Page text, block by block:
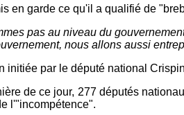
en garde ce qu'il a qualifié de
pas au niveau du
nous allons aussi
initiée par le député national
de ce jour, 277 députés
l'"incompétence".